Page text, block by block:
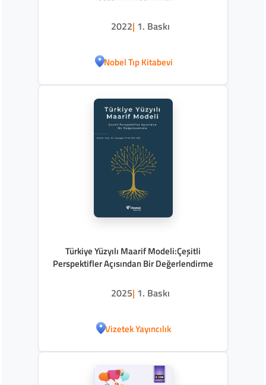
2022| 1. Baskı
Nobel Tıp Kitabevi
Türkiye Yüzyılı Maarif Modeli:Çeşitli
Perspektifler Açısından Bir Değerlendirme
2025| 1. Baskı
Vizetek Yayıncılık